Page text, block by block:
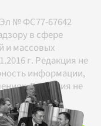
№ ФС77-67642
в сфере
и массовых
г. Редакция не
информации,
Редакция не